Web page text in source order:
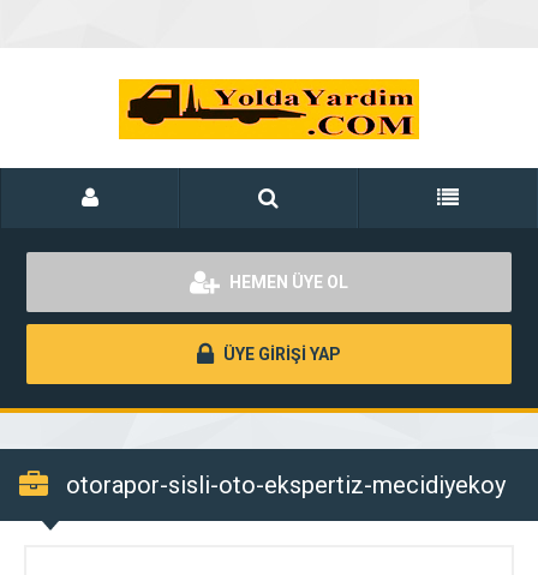
HEMEN ÜYE OL
ÜYE GİRİŞİ YAP
otorapor-sisli-oto-ekspertiz-mecidiyekoy